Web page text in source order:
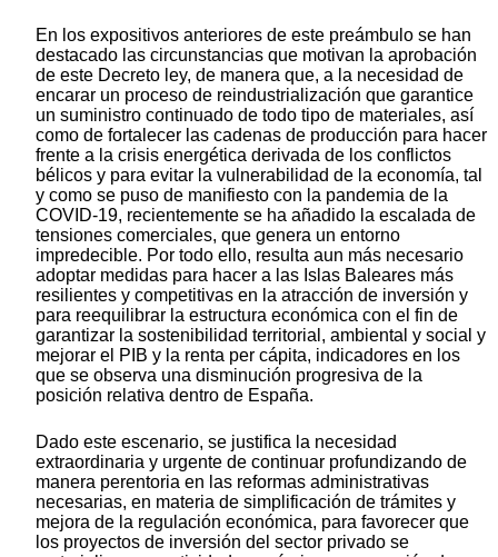
En los expositivos anteriores de este preámbulo se han
destacado las circunstancias que motivan la aprobación
de este Decreto ley, de manera que, a la necesidad de
encarar un proceso de reindustrialización que garantice
un suministro continuado de todo tipo de materiales, así
como de fortalecer las cadenas de producción para hacer
frente a la crisis energética derivada de los conflictos
bélicos y para evitar la vulnerabilidad de la economía, tal
y como se puso de manifiesto con la pandemia de la
COVID-19, recientemente se ha añadido la escalada de
tensiones comerciales, que genera un entorno
impredecible. Por todo ello, resulta aun más necesario
adoptar medidas para hacer a las Islas Baleares más
resilientes y competitivas en la atracción de inversión y
para reequilibrar la estructura económica con el fin de
garantizar la sostenibilidad territorial, ambiental y social y
mejorar el PIB y la renta per cápita, indicadores en los
que se observa una disminución progresiva de la
posición relativa dentro de España.
Dado este escenario, se justifica la necesidad
extraordinaria y urgente de continuar profundizando de
manera perentoria en las reformas administrativas
necesarias, en materia de simplificación de trámites y
mejora de la regulación económica, para favorecer que
los proyectos de inversión del sector privado se